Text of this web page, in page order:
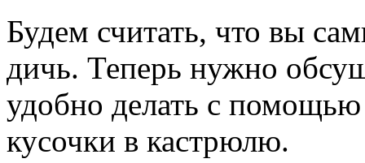
Будем считать, что вы
дичь. Теперь нужно
удобно делать с
кусочки в кастрюлю.